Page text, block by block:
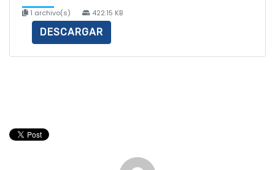
1 archivo(s) 422.15 KB
DESCARGAR